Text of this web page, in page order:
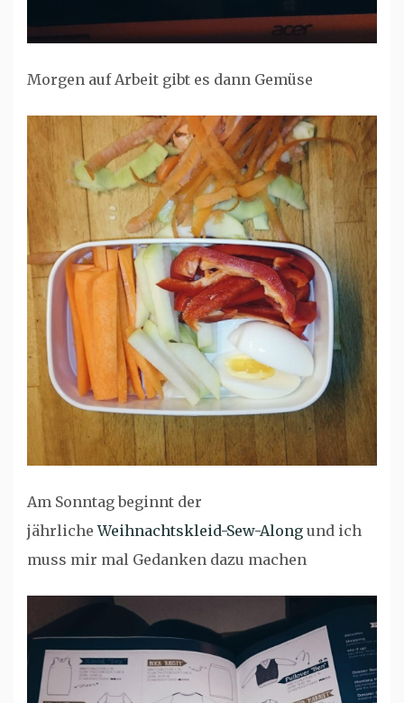
Morgen auf Arbeit gibt es dann Gemüse
Am Sonntag beginnt der
jährlicheWeihnachtskleid-Sew-Along und ich
muss mir mal Gedanken dazu machen